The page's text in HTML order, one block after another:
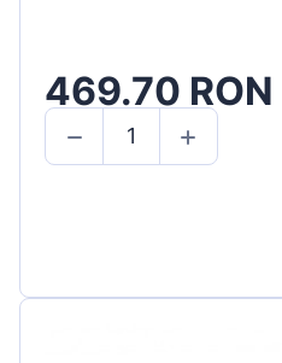
469.70 RON